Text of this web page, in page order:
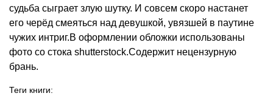
судьба сыграет злую шутку. И совсем скоро настанет
его черёд смеяться над девушкой, увязшей в паутине
чужих интриг.В оформлении обложки использованы
фото со стока shutterstock.Содержит нецензурную
брань.
Теги книги: